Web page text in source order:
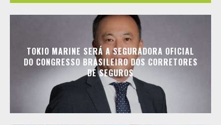
TOKIO MARINE SERÁ A SEGURADORA OFICIAL
DO CONGRESSO BRASILEIRO DOS CORRETORES
DE SEGUROS